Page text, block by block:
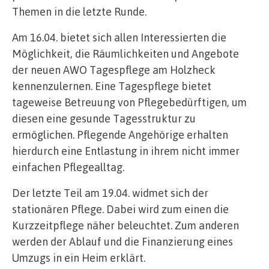
Themen in die letzte Runde.
Am 16.04. bietet sich allen Interessierten die
Möglichkeit, die Räumlichkeiten und Angebote
der neuen AWO Tagespflege am Holzheck
kennenzulernen. Eine Tagespflege bietet
tageweise Betreuung von Pflegebedürftigen, um
diesen eine gesunde Tagesstruktur zu
ermöglichen. Pflegende Angehörige erhalten
hierdurch eine Entlastung in ihrem nicht immer
einfachen Pflegealltag.
Der letzte Teil am 19.04. widmet sich der
stationären Pflege. Dabei wird zum einen die
Kurzzeitpflege näher beleuchtet. Zum anderen
werden der Ablauf und die Finanzierung eines
Umzugs in ein Heim erklärt.